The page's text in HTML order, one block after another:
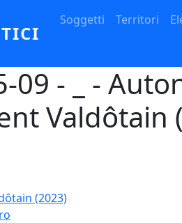
Soggetti Territori
09 - _ -
Valdôtain
(2023)